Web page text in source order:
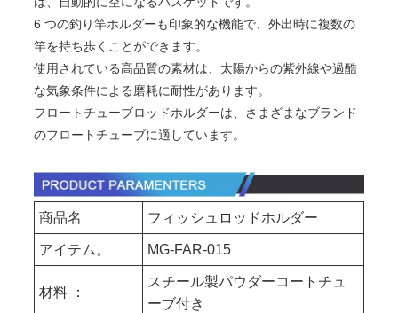
6 つの釣り竿ホルダーも印象的な機能で、外出時に複数の
竿を持ち歩くことができます。
使用されている高品質の素材は、太陽からの紫外線や過酷
な気象条件による磨耗に耐性があります。
フロートチューブロッドホルダーは、さまざまなブランド
のフロートチューブに適しています。
商品名 フィッシュロッドホルダー
アイテム。 MG-FAR-015
材料 ：
スチール製パウダーコートチュ
ーブ付き